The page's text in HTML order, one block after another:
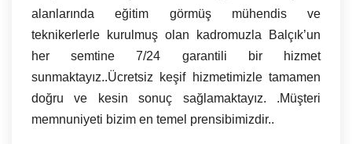
alanlarında eğitim görmüş mühendis ve
teknikerlerle kurulmuş olan kadromuzla Balçık’un
her semtine 7/24 garantili bir hizmet
sunmaktayız..Ücretsiz keşif hizmetimizle tamamen
doğru ve kesin sonuç sağlamaktayız. .Müşteri
memnuniyeti bizim en temel prensibimizdir..